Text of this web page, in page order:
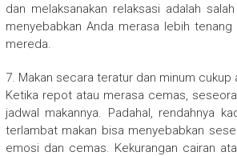
dan melaksanakan relaksasi adalah
menyebabkan Anda merasa lebih
mereda.
7. Makan secara teratur dan minum cukup
Ketika repot atau merasa cemas,
jadwal makannya. Padahal, rendahnya
terlambat makan bisa menyebabkan
emosi dan cemas. Kekurangan cairan